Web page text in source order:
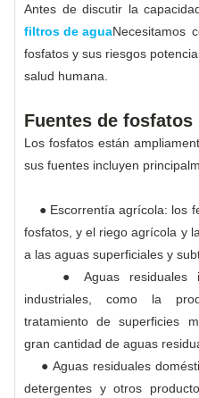
Antes de discutir la
filtros de aguaNecesitamos
fosfatos y sus riesgos
salud humana.
Fuentes de fosfatos
Los fosfatos están
sus fuentes incluyen
● Escorrentía agrícola: los
fosfatos, y el riego agrícola y
a las aguas superficiales y
● Aguas residuales
industriales, como la
tratamiento de superficies
gran cantidad de aguas
● Aguas residuales
detergentes y otros